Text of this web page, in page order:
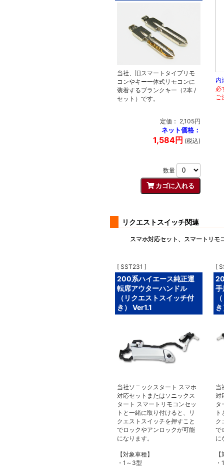
当社、旧スマートタイプリモ
コンやキー一体式リモコンに
装着するブランクキー（2本 /
セット）です。
定価： 2,105円
ネット価格：
1,584円 (税込)
数量
内
必
ご
リクエストスイッチ関連
スマホ対応セット、スマートリモコ
[ SST231 ]
200系ハイエース純正運
転席アウターハンドル
（リクエストスイッチ付
き） Ver1.1
当社ソニックスタート スマホ
対応セットまたはソニックス
タート スマートリモコンセッ
トと一緒に取り付けると、リ
クエストスイッチを押すこと
でロックやアンロックが可能
になります。
【対象車種】
・1～3型
[
手
当
対
タ
ク
で
に